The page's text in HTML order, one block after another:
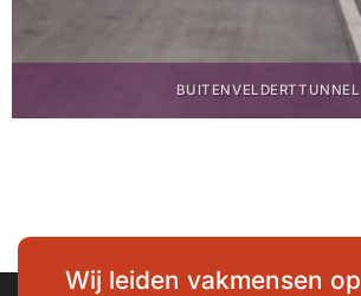
BUITENVELDERT­TUNNEL
Wij leiden vakmensen op